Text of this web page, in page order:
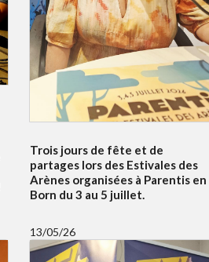
Trois jours de fête et de
partages lors des Estivales des
Arènes organisées à Parentis en
Born du 3 au 5 juillet.
13/05/26